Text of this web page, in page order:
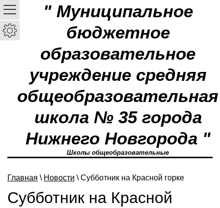
" Муниципальное
бюджетное
образовательное
учреждение средняя
общеобразовательная
школа № 35 города
Нижнего Новгорода "
Школы общеобразовательные
Главная \ Новости \ Субботник на Красной горке
Субботник на Красной